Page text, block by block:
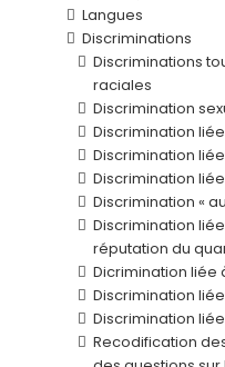
Langues
Discriminations
Discriminations
raciales
Discrimination
Discrimination
Discrimination
Discrimination
Discrimination «
Discrimination
réputation du
Dicrimination liée
Discrimination
Discrimination
Recodification